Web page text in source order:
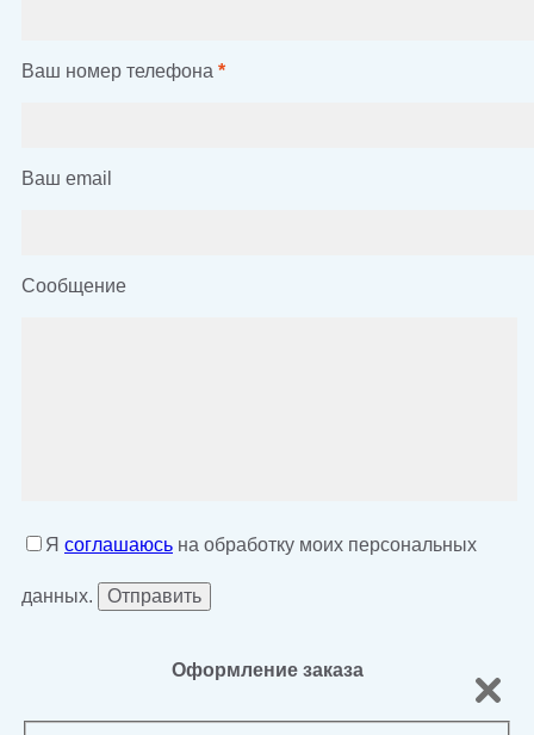
Ваш номер телефона *
Ваш email
Сообщение
Я соглашаюсь на обработку моих персональных
данных.
Оформление заказа